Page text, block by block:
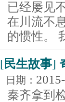
已经屡见
在川流不
的惯性。
[民生故事]
日期：
秦齐拿到